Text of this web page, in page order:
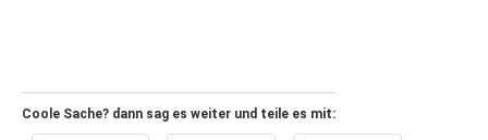
Coole Sache? dann sag es weiter und teile es mit: